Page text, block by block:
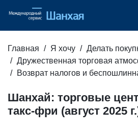
Главная Я хочу
Делать
Дружественная торговая
Возврат налогов и
Шанхай: торговые
такс-фри (август 2025